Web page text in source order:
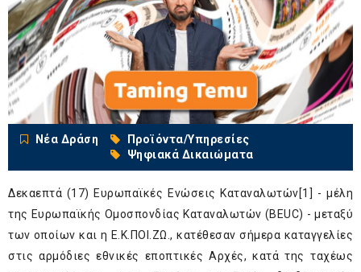
Νέα Δράση
Προϊόντα/Υπηρεσίες
Ψηφιακά Δικαιώματα
Δεκαεπτά (17) Ευρωπαϊκές Ενώσεις Καταναλωτών[1] - μέλη
της Ευρωπαϊκής Ομοσπονδίας Καταναλωτών (BEUC) - μεταξύ
των οποίων και η Ε.Κ.ΠΟΙ.ΖΩ., κατέθεσαν σήμερα καταγγελίες
στις αρμόδιες εθνικές εποπτικές Αρχές, κατά της ταχέως